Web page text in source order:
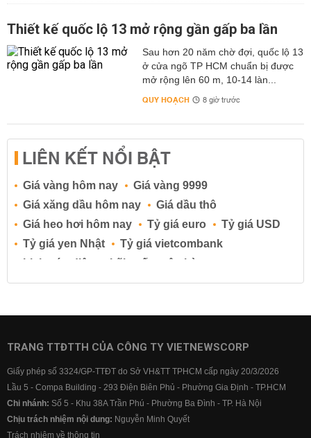
Thiết kế quốc lộ 13 mở rộng gần gấp ba lần
Sau hơn 20 năm chờ đợi, quốc lộ 13
ở cửa ngõ TP HCM chuẩn bị được
mở rộng lên 60 m, 10-14 làn...
QUY HOẠCH 8 giờ trước
LIÊN KẾT NỔI BẬT
Giá vàng hôm nay
Giá vàng 9999
Giá xăng dầu hôm nay
Giá dầu thô
Giá heo hơi hôm nay
Tỷ giá euro
Tỷ giá USD
Tỷ giá yen Nhật
Tỷ giá vietcombank
Lịch cúp điện
Lãi suất ngân hàng
Lãi suất tiết kiệm
Lãi suất tiền gửi
Lãi suất ngân hàng BIDV
Lãi suất ngân hàng Vietcombank
TRANG TTĐTTH CỦA CÔNG TY VIETNEWSCORP
Giấy phép số 3324/GP-TTĐT do Sở VH&TT TPHCM cấp ngày 20/3/2026
Lầu 5 - Compa Building - 293 Điện Biên Phủ - Phường Gia Định - TP.HCM
Chi nhánh: Số 5 - Khu 38A Trần Phú - Phường Ba Đình - TP. Hà Nội
Chịu trách nhiệm nội dung: Nguyễn Minh Quyết
Trách nhiệm về thông tin